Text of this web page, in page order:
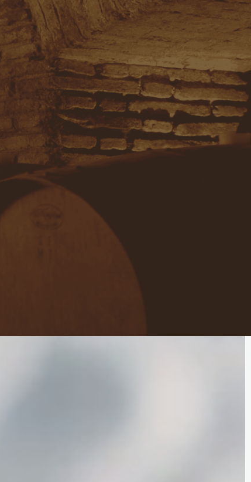
Loja on-line
Português
English
NOSSA VINÍCOLA
NOSSOS PILARES
NOSSOS ENÓLOGOS
NOSSOS VALES
WINE BLOG